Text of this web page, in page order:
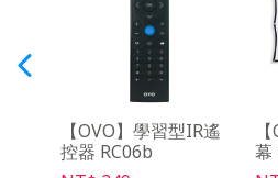
【OVO】學習型IR遙
控器 RC06b
幕